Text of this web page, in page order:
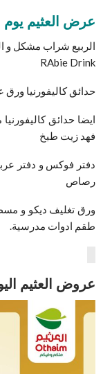
عرض العثيم يوم
RAbie Drink
حدائق كاليفورنيا
ايضا حدائق
فهد زيت طبخ
دفتر فوكس و دفتر
رصاص
ورق تغليف ديكو و
طقم ادوات مدرسية.
عروض العثيم